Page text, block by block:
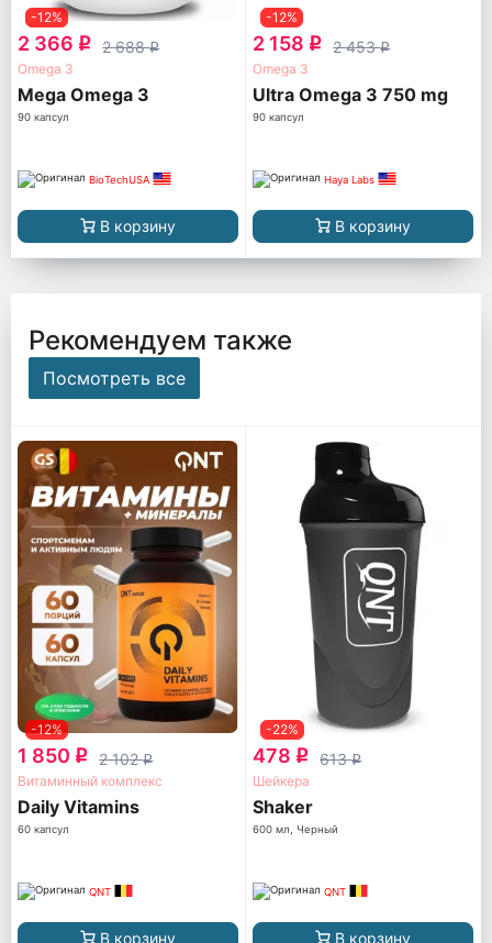
-12%
2 366 q 2 688q
Omega 3
Mega Omega 3
90 капсул
BioTechUSA
В корзину
-12%
2 158 q 2 453q
Omega 3
Ultra Omega 3 750 mg
90 капсул
Haya Labs
В корзину
Рекомендуем также
Посмотреть все
-12%
1 850 q 2 102q
Витаминный комплекс
Daily Vitamins
60 капсул
QNT
В корзину
-22%
478 q 613q
Шейкера
Shaker
600 мл, Черный
QNT
В корзину